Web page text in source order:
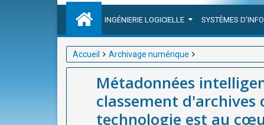
INGÉNIERIE LOGICIELLE SYSTÈMES
Accueil
Archivage numérique
Métadonnées intelligentes : comment l'IA
technologie est au cœur des innovations de
agence) de développement d'applications web et
Métadonnées
classement
technologie est au